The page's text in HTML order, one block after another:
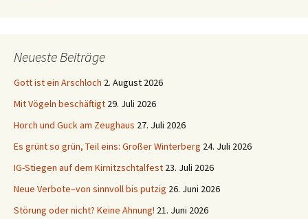
Neueste Beiträge
Gott ist ein Arschloch 2. August 2026
Mit Vögeln beschäftigt 29. Juli 2026
Horch und Guck am Zeughaus 27. Juli 2026
Es grünt so grün, Teil eins: Großer Winterberg 24. Juli 2026
IG-Stiegen auf dem Kirnitzschtalfest 23. Juli 2026
Neue Verbote–von sinnvoll bis putzig 26. Juni 2026
Störung oder nicht? Keine Ahnung! 21. Juni 2026